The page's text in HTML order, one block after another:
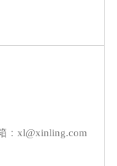
：xl@xinling.com